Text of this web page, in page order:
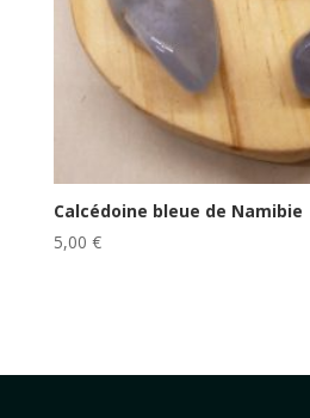
Calcédoine bleue de Namibie
5,00 €